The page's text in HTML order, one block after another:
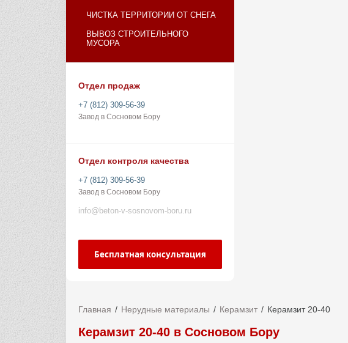
ЧИСТКА ТЕРРИТОРИИ ОТ СНЕГА
ВЫВОЗ СТРОИТЕЛЬНОГО
МУСОРА
Отдел продаж
+7 (812) 309-56-39
Завод в Сосновом Бору
Отдел контроля качества
+7 (812) 309-56-39
Завод в Сосновом Бору
info@beton-v-sosnovom-boru.ru
Бесплатная консультация
Главная Нерудные материалы Керамзит Керамзит 20-40
Керамзит 20-40 в Сосновом Бору